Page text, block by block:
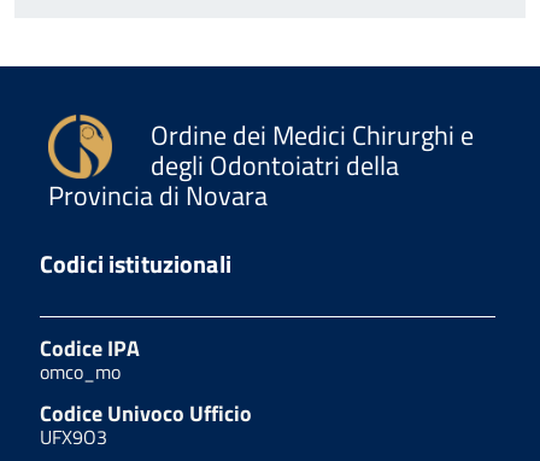
Ordine dei Medici Chirurghi e
degli Odontoiatri della
Provincia di Novara
Codici istituzionali
Codice IPA
omco_mo
Codice Univoco Ufficio
UFX9O3